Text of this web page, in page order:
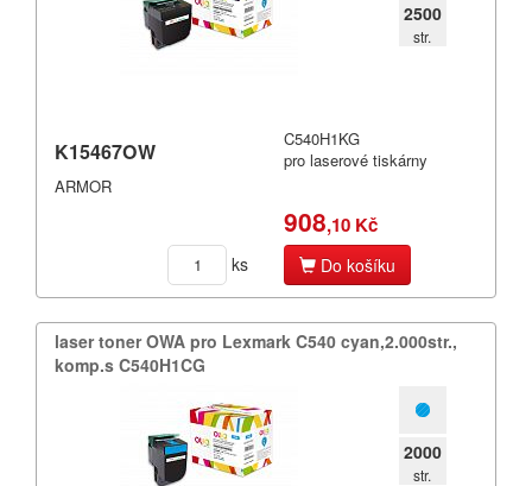
2500
str.
K15467OW
ARMOR
C540H1KG
pro laserové tiskárny
908,10 Kč
ks Do košíku
laser toner OWA pro Lexmark C540 cyan,​2.​000str.​,​
komp.​s C540H1CG
2000
str.